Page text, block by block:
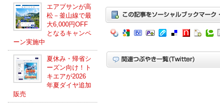
エアプサンが高
松－釜山線で最
大6,000円OFF
となるキャンペ
ーン実施中
夏休み・帰省シ
ーズン向け！ト
キエアが2026
年夏ダイヤ追加
販売